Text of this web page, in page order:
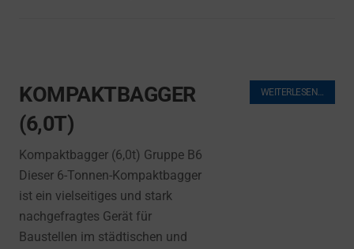
KOMPAKTBAGGER
(6,0T)
Kompaktbagger (6,0t) Gruppe B6
Dieser 6-Tonnen-Kompaktbagger
ist ein vielseitiges und stark
nachgefragtes Gerät für
Baustellen im städtischen und
WEITERLESEN…